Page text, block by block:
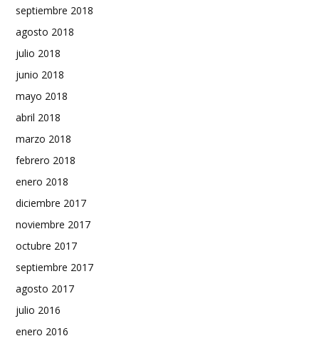
septiembre 2018
agosto 2018
julio 2018
junio 2018
mayo 2018
abril 2018
marzo 2018
febrero 2018
enero 2018
diciembre 2017
noviembre 2017
octubre 2017
septiembre 2017
agosto 2017
julio 2016
enero 2016